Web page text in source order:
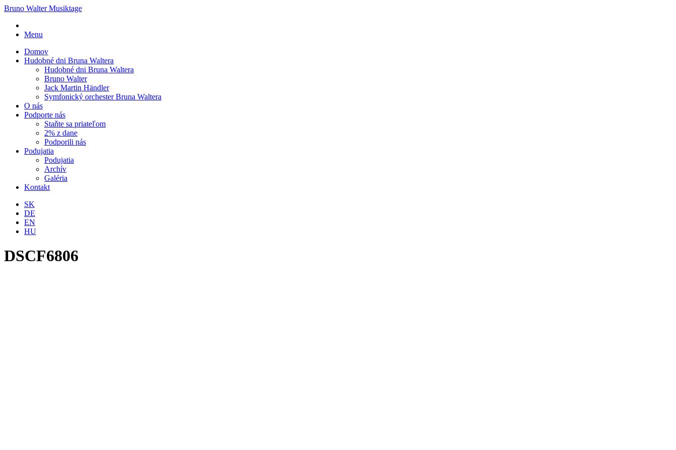
Bruno Walter Musiktage
Menu
Domov
Hudobné dni Bruna Waltera
Hudobné dni Bruna Waltera
Bruno Walter
Jack Martin Händler
Symfonický orchester Bruna Waltera
O nás
Podporte nás
Staňte sa priateľom
2% z dane
Podporili nás
Podujatia
Podujatia
Archív
Galéria
Kontakt
SK
DE
EN
HU
DSCF6806